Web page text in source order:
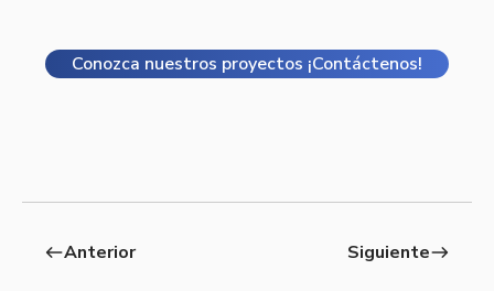
Conozca nuestros proyectos ¡Contáctenos!
westAnterior Siguienteeast